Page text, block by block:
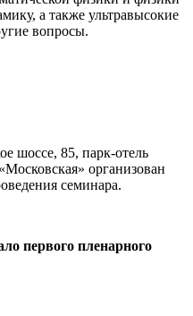
а также ультравысокие
вопросы.
шоссе, 85, парк-отель
организован
семинара.
первого пленарного